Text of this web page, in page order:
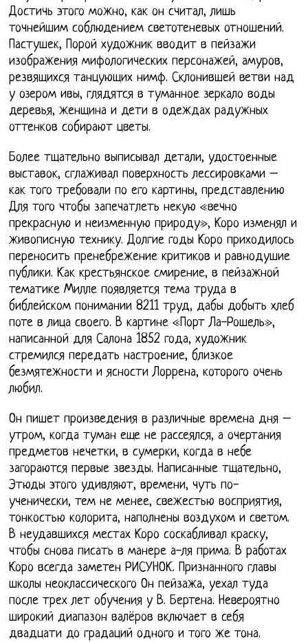
Достичь этого можно, как он считал, лишь
точнейшим соблюдением светотеневых отношений.
Пастушек, Порой художник вводит в пейзажи
изображения мифологических персонажей, амуров,
резвящихся танцующих нимф. Склонившей ветви над
у озером ивы, глядятся в туманное зеркало воды
деревья, женщина и дети в одеждах радужных
оттенков собирают цветы.
Более тщательно выписывал детали, удостоенные
выставок, сглаживал поверхность лессировками –
как того требовали по его картины, представлению
Для того чтобы запечатлеть некую «вечно
прекрасную и неизменную природу», Коро изменял и
живописную технику. Долгие годы Коро приходилось
переносить пренебрежение критиков и равнодушие
публики. Как крестьянское смирение, в пейзажной
тематике Милле появляется тема труда в
библейском понимании 8211 труд, дабы добыть хлеб
поте в лица своего. В картине «Порт Ла-Рошель»,
написанной для Салона 1852 года, художник
стремился передать настроение, близкое
безмятежности и ясности Лоррена, которого очень
любил.
Он пишет произведения в различные времена дня –
утром, когда туман еще не рассеялся, а очертания
предметов нечетки, в сумерки, когда в небе
загораются первые звезды. Написанные тщательно,
Этюды этого удивляют, времени, чуть по-
ученически, тем не менее, свежестью восприятия,
тонкостью колорита, наполнены воздухом и светом.
В неудавшихся местах Коро соскабливал краску,
чтобы снова писать в манере а-ля прима. В работах
Коро всегда заметен РИСУНОК. Признанного главы
школы неоклассического Он пейзажа, уехал туда
после трех лет обучения у В. Бертена. Невероятно
широкий диапазон валёров включает в себя
двадцати до градаций одного и того же тона.